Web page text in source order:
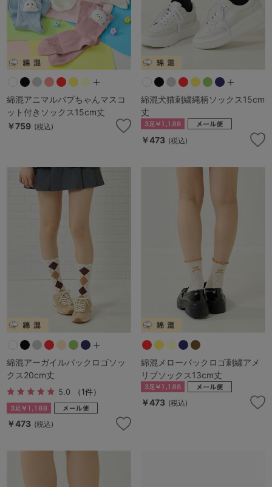
綿混アニマルバブちゃんマスコ
ット付きソックス15cm丈
￥759 (税込)
綿混犬猫刺繍縄柄ソックス15cm
丈
￥473 (税込)
綿混アーガイルバックロゴソッ
クス20cm丈
5.0 （1件）
￥473 (税込)
綿混メローバックロゴ刺繍アメ
リブソックス13cm丈
￥473 (税込)